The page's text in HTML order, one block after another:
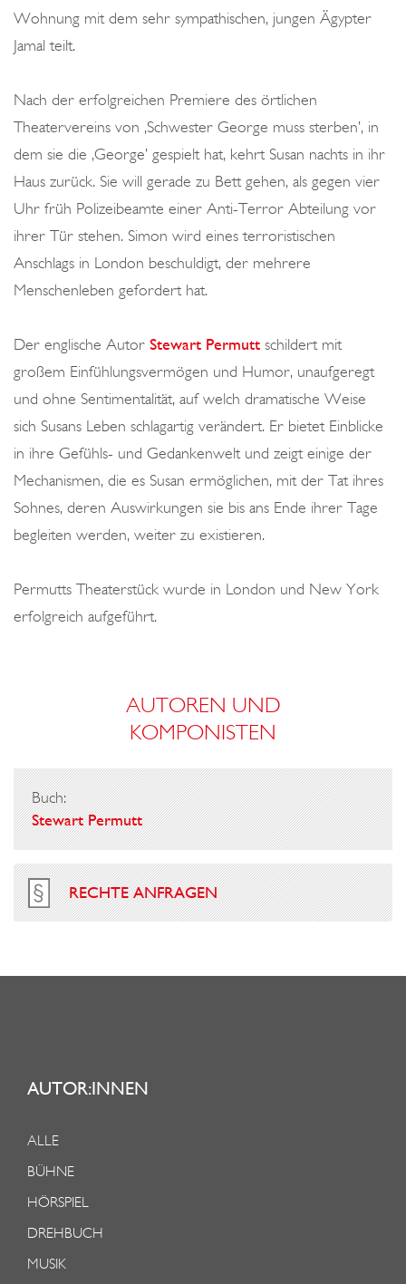
Wohnung mit dem sehr sympathischen, jungen Ägypter
Jamal teilt.
Nach der erfolgreichen Premiere des örtlichen
Theatervereins von ‚Schwester George muss sterben’, in
dem sie die ‚George’ gespielt hat, kehrt Susan nachts in ihr
Haus zurück. Sie will gerade zu Bett gehen, als gegen vier
Uhr früh Polizeibeamte einer Anti-Terror Abteilung vor
ihrer Tür stehen. Simon wird eines terroristischen
Anschlags in London beschuldigt, der mehrere
Menschenleben gefordert hat.
Der englische Autor Stewart Permutt schildert mit
großem Einfühlungsvermögen und Humor, unaufgeregt
und ohne Sentimentalität, auf welch dramatische Weise
sich Susans Leben schlagartig verändert. Er bietet Einblicke
in ihre Gefühls- und Gedankenwelt und zeigt einige der
Mechanismen, die es Susan ermöglichen, mit der Tat ihres
Sohnes, deren Auswirkungen sie bis ans Ende ihrer Tage
begleiten werden, weiter zu existieren.
Permutts Theaterstück wurde in London und New York
erfolgreich aufgeführt.
AUTOREN UND
KOMPONISTEN
Buch:
Stewart Permutt
RECHTE ANFRAGEN
AUTOR:INNEN
ALLE
BÜHNE
HÖRSPIEL
DREHBUCH
MUSIK